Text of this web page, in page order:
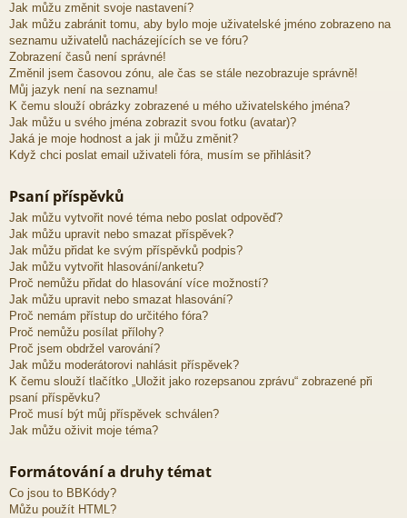
Jak můžu změnit svoje nastavení?
Jak můžu zabránit tomu, aby bylo moje uživatelské jméno zobrazeno na
seznamu uživatelů nacházejících se ve fóru?
Zobrazení časů není správné!
Změnil jsem časovou zónu, ale čas se stále nezobrazuje správně!
Můj jazyk není na seznamu!
K čemu slouží obrázky zobrazené u mého uživatelského jména?
Jak můžu u svého jména zobrazit svou fotku (avatar)?
Jaká je moje hodnost a jak ji můžu změnit?
Když chci poslat email uživateli fóra, musím se přihlásit?
Psaní příspěvků
Jak můžu vytvořit nové téma nebo poslat odpověď?
Jak můžu upravit nebo smazat příspěvek?
Jak můžu přidat ke svým příspěvků podpis?
Jak můžu vytvořit hlasování/anketu?
Proč nemůžu přidat do hlasování více možností?
Jak můžu upravit nebo smazat hlasování?
Proč nemám přístup do určitého fóra?
Proč nemůžu posílat přílohy?
Proč jsem obdržel varování?
Jak můžu moderátorovi nahlásit příspěvek?
K čemu slouží tlačítko „Uložit jako rozepsanou zprávu“ zobrazené při
psaní příspěvku?
Proč musí být můj příspěvek schválen?
Jak můžu oživit moje téma?
Formátování a druhy témat
Co jsou to BBKódy?
Můžu použít HTML?